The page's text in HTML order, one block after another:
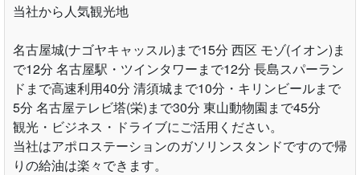
当社から人気観光地
名古屋城(ナゴヤキャッスル)まで15分 西区 モゾ(イオン)ま
で12分 名古屋駅・ツインタワーまで12分 長島スパーラン
ドまで高速利用40分 清須城まで10分・キリンビールまで
5分 名古屋テレビ塔(栄)まで30分 東山動物園まで45分
観光・ビジネス・ドライブにご活用ください。
当社はアポロステーションのガソリンスタンドですので帰
りの給油は楽々できます。